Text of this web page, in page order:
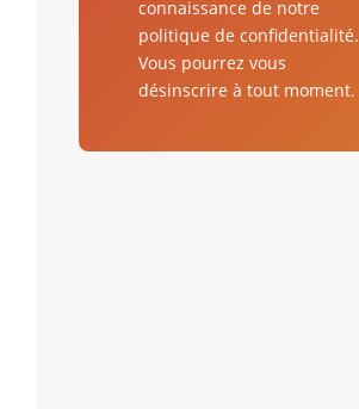
connaissance de notre
politique de confidentialité.
Vous pourrez vous
désinscrire à tout moment.